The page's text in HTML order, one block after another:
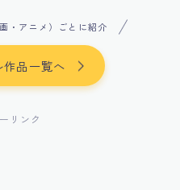
・アニメ）ごとに紹介
作品一覧へ
リンク